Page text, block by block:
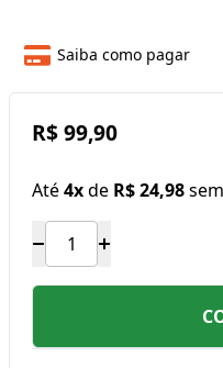
Saiba como pagar
R$ 99,90
Até4xde R$ 24,98